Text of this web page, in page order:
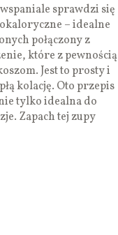
sprawdzi się
– idealne
połączony z
które z pewnością
Jest to prosty i
kolację. Oto przepis
tylko idealna do
Zapach tej zupy